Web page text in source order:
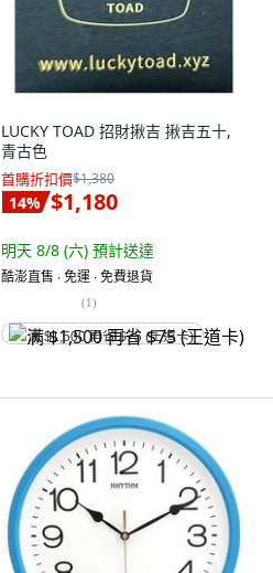
LUCKY TOAD 招財揪吉 揪吉五十,
青古色
首購折扣價$1,380
14% $1,180
明天 8/8 (六) 預計送達
酷澎直售 ∙ 免運 ∙ 免費退貨
(1)
满 $1,500 再省 $75 (王道卡)